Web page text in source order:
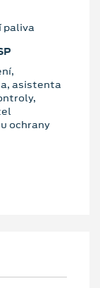
paliva
asistenta
ochrany